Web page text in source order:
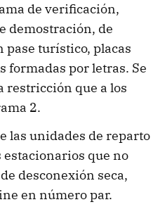
de verificación,
demostración, de
pase turístico, placas
formadas por letras. Se
restricción que a los
2.
las unidades de reparto
estacionarios que no
desconexión seca,
en número par.